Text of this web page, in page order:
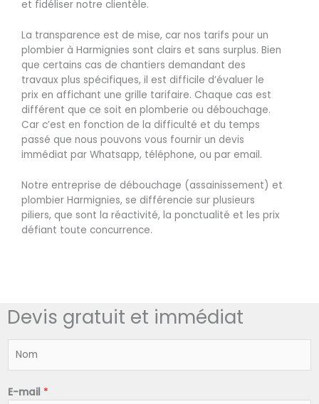
et fidéliser notre clientèle.
La transparence est de mise, car nos tarifs pour un
plombier à Harmignies sont clairs et sans surplus. Bien
que certains cas de chantiers demandant des
travaux plus spécifiques, il est difficile d’évaluer le
prix en affichant une grille tarifaire. Chaque cas est
différent que ce soit en plomberie ou débouchage.
Car c’est en fonction de la difficulté et du temps
passé que nous pouvons vous fournir un devis
immédiat par Whatsapp, téléphone, ou par email.
Notre entreprise de débouchage (assainissement) et
plombier Harmignies, se différencie sur plusieurs
piliers, que sont la réactivité, la ponctualité et les prix
défiant toute concurrence.
Devis gratuit et immédiat
*
E-mail *